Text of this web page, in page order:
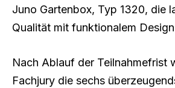
Juno Gartenbox, Typ 1320, die
Qualität mit funktionalem
Nach Ablauf der Teilnahmefrist
Fachjury die sechs